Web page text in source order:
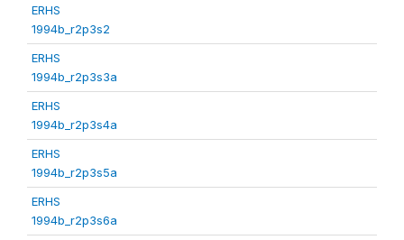
ERHS
1994b_r2p3s2
ERHS
1994b_r2p3s3a
ERHS
1994b_r2p3s4a
ERHS
1994b_r2p3s5a
ERHS
1994b_r2p3s6a